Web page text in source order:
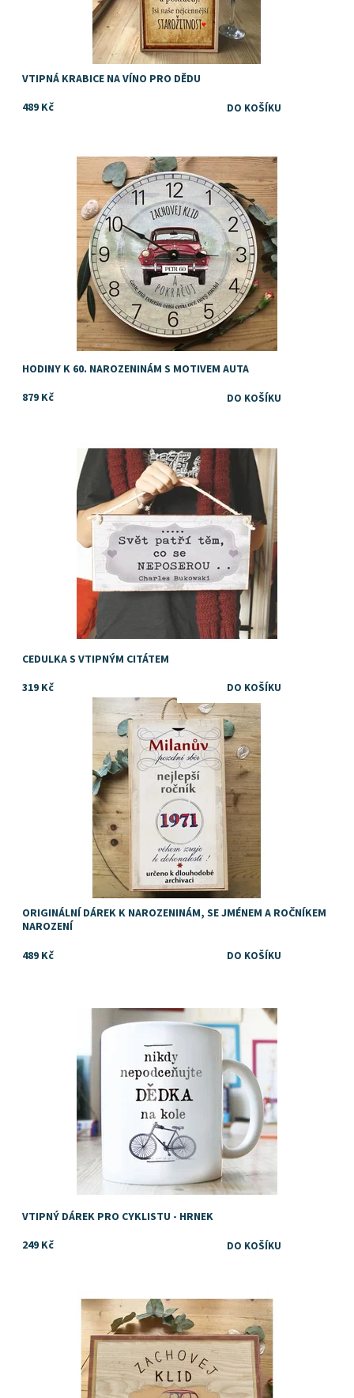
VTIPNÁ KRABICE NA VÍNO PRO DĚDU
489 Kč
Originální narozeninové hodiny
Dostupnost:
Skladem
HODINY K 60. NAROZENINÁM S MOTIVEM AUTA
879 Kč
Skladem
CEDULKA S VTIPNÝM CITÁTEM
319 Kč
Skladem
DejDar
ORIGINÁLNÍ DÁREK K NAROZENINÁM, SE JMÉNEM A ROČNÍKEM
NAROZENÍ
489 Kč
Vtipný dárek pro cyklistu, kolaře, kamaráda, tátu, dědečka nebo
Skladem
DejDar
VTIPNÝ DÁREK PRO CYKLISTU - HRNEK
249 Kč
Dárek k 70. narozeninám
Skladem